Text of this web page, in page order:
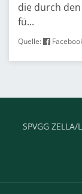
die durch
fü...
Quelle:
SPVGG